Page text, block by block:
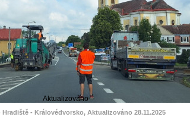
Aktualizováno
- Královédvorsko, Aktualizováno 28.11.2025